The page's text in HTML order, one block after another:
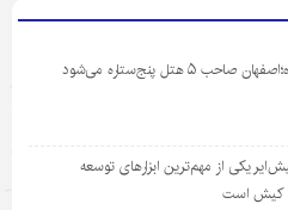
۵ هتل پنج‌ستاره می‌شود
یکی از مهم‌ترین ابزارهای توسعه
کیش است